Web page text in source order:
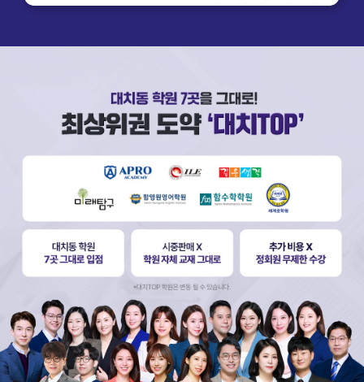
(필수)
주식회사 웅진씽크빅(이하, ‘회사’)의 웅진스마트올 무료체험패키지
(이하 "체험 패키지")는 1) 삼성패드, 2) 키보드 거치대, 3) 전자펜,
4) 충전기(USB연결선 포함)로 구성되어 있습니다.
2)본 무료체험이 종료되면, 고객은 체험 패키지를 받았던 배송박스에
다시 포장하여 즉시 회사가 지정한 택배사(착불)를 통해 아래의 주
소로 반납해야 하며, 자세한 반납절차 및 내용은 회사 고객센터
(필수)
스마트올중학 서비스 제공을 위하여 아래와 같이 본인의 개인정보를 수
집·이용하는 것에 동의 합니다.
가.목적
- 제품/서비스 무료체험 신청, 안내 및 상담